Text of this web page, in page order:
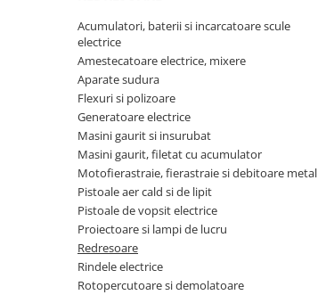
DAF XF Euro 6
Mercedes Actros
Acumulatori, baterii si incarcatoare scule
electrice
Amestecatoare electrice, mixere
Aparate sudura
Flexuri si polizoare
Generatoare electrice
Masini gaurit si insurubat
Masini gaurit, filetat cu acumulator
Motofierastraie, fierastraie si debitoare metal
Pistoale aer cald si de lipit
Pistoale de vopsit electrice
Proiectoare si lampi de lucru
Redresoare
Rindele electrice
Rotopercutoare si demolatoare